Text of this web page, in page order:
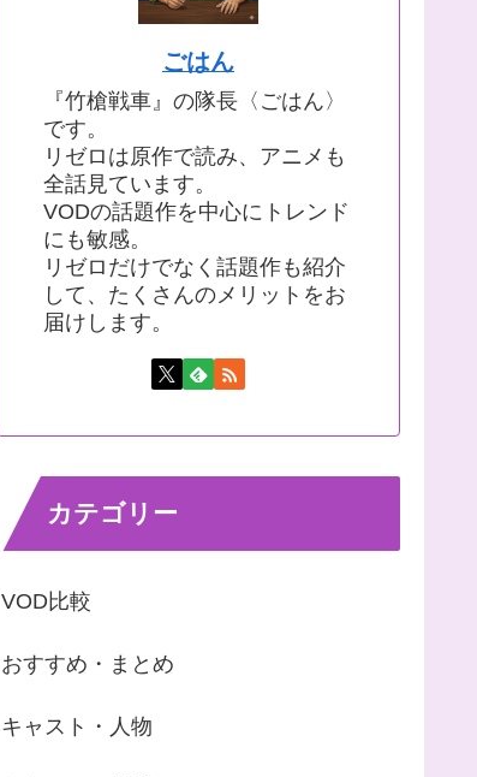
ごはん
『竹槍戦車』の隊長〈ごはん〉
です。
リゼロは原作で読み、アニメも
全話見ています。
VODの話題作を中心にトレンド
にも敏感。
リゼロだけでなく話題作も紹介
して、たくさんのメリットをお
届けします。
カテゴリー
VOD比較
おすすめ・まとめ
キャスト・人物